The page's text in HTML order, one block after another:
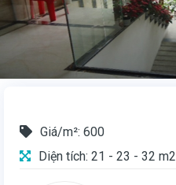
Giá/m²: 600
Diện tích: 21 - 23 - 32 m2